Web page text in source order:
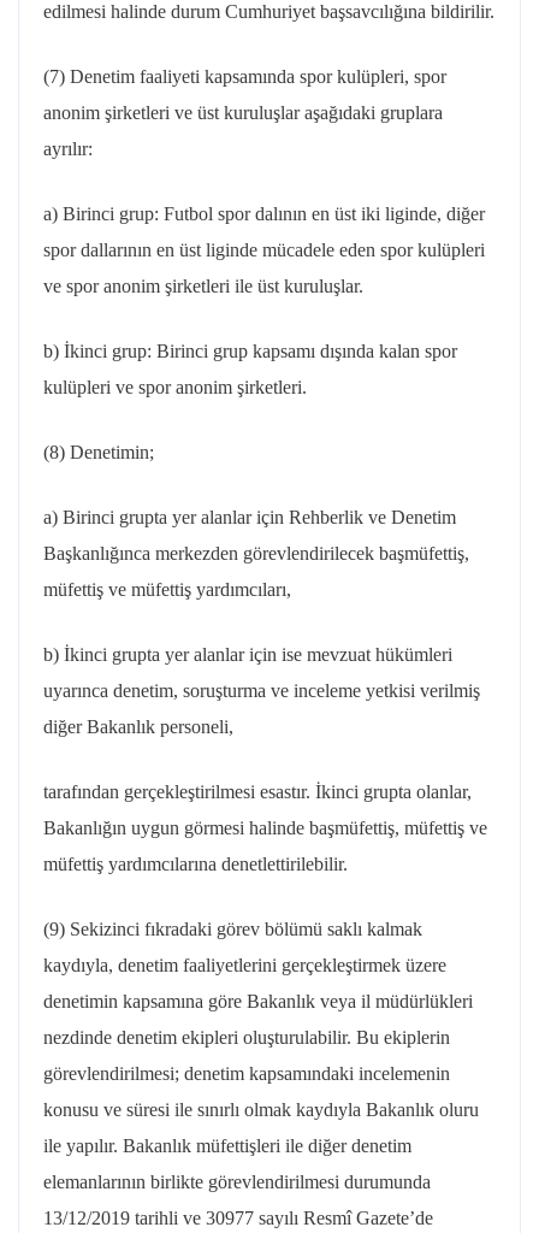
edilmesi halinde durum Cumhuriyet başsavcılığına bildirilir.
(7) Denetim faaliyeti kapsamında spor kulüpleri, spor
anonim şirketleri ve üst kuruluşlar aşağıdaki gruplara
ayrılır:
a) Birinci grup: Futbol spor dalının en üst iki liginde, diğer
spor dallarının en üst liginde mücadele eden spor kulüpleri
ve spor anonim şirketleri ile üst kuruluşlar.
b) İkinci grup: Birinci grup kapsamı dışında kalan spor
kulüpleri ve spor anonim şirketleri.
(8) Denetimin;
a) Birinci grupta yer alanlar için Rehberlik ve Denetim
Başkanlığınca merkezden görevlendirilecek başmüfettiş,
müfettiş ve müfettiş yardımcıları,
b) İkinci grupta yer alanlar için ise mevzuat hükümleri
uyarınca denetim, soruşturma ve inceleme yetkisi verilmiş
diğer Bakanlık personeli,
tarafından gerçekleştirilmesi esastır. İkinci grupta olanlar,
Bakanlığın uygun görmesi halinde başmüfettiş, müfettiş ve
müfettiş yardımcılarına denetlettirilebilir.
(9) Sekizinci fıkradaki görev bölümü saklı kalmak
kaydıyla, denetim faaliyetlerini gerçekleştirmek üzere
denetimin kapsamına göre Bakanlık veya il müdürlükleri
nezdinde denetim ekipleri oluşturulabilir. Bu ekiplerin
görevlendirilmesi; denetim kapsamındaki incelemenin
konusu ve süresi ile sınırlı olmak kaydıyla Bakanlık oluru
ile yapılır. Bakanlık müfettişleri ile diğer denetim
elemanlarının birlikte görevlendirilmesi durumunda
13/12/2019 tarihli ve 30977 sayılı Resmî Gazete’de